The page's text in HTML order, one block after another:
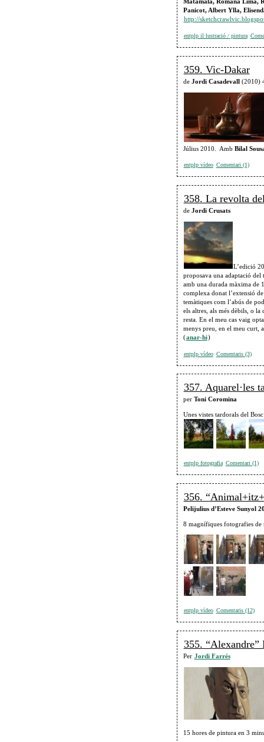
Panicot, Albert Ylla,
http://
entplp il·lustració / pintura
359. Vic-Dakar
de Jordi Casadevall(2010)
Július 2010. Amb Bilal
entplp vídeo Comentari (1)
358. La revolta
de Jordi Crusats
L’edició
proposava una adaptació
amb una durada màxima de
complexa donat l’extensió
temàtiques com l’abús de
els altres, als més dèbils, o
resta. En el meu cas vaig
menys preu, en el meu curt,
(anar-hi)
entplp vídeo Comentaris (3)
357. Aquarel·les
per Toni Coromina
Unes vistes tardorals del
entplp fotografia Comentari (1)
356.
Pelijulius d’Esteve Sunyol
8 magnífiques fotografies de
entplp vídeo Comentaris (12)
355.
Per Jordi Farrés
15 hores de pintura en 3